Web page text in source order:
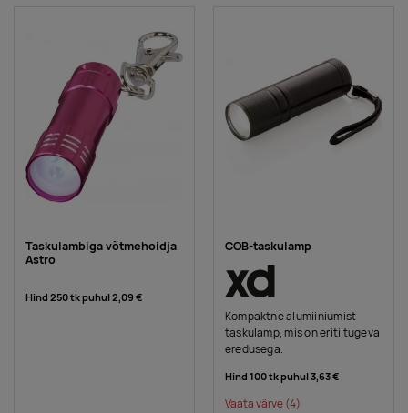
Taskulambiga võtmehoidja
Astro
Hind 250 tk puhul2,09 €
COB-taskulamp
Kompaktne alumiiniumist
taskulamp, mis on eriti tugeva
eredusega.
Hind 100 tk puhul3,63 €
Vaata värve(4)